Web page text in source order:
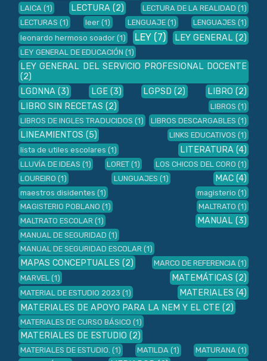
LAICA (1) LECTURA (2) LECTURA DE LA REALIDAD (1)
LECTURAS (1) leer (1) LENGUAJE (1) LENGUAJES (1)
leonardo hermoso soador (1) LEY (7) LEY GENERAL (2)
LEY GENERAL DE EDUCACIÓN (1)
LEY GENERAL DEL SERVICIO PROFESIONAL DOCENTE
(2)
LGDNNA (3) LGE (3) LGPSD (2) LIBRO (2)
LIBRO SIN RECETAS (2) LIBROS (1)
LIBROS DE INGLES TRADUCIDOS (1) LIBROS DESCARGABLES (1)
LINEAMIENTOS (5) LINKS EDUCATIVOS (1)
lista de utiles escolares (1) LITERATURA (4)
LLUVÍA DE IDEAS (1) LORET (1) LOS CHICOS DEL CORO (1)
LOUREIRO (1) LUNGUAJES (1) MAC (4)
maestros disidentes (1) magisterio (1)
MAGISTERIO POBLANO (1) MALTRATO (1)
MALTRATO ESCOLAR (1) MANUAL (3)
MANUAL DE SEGURIDAD (1)
MANUAL DE SEGURIDAD ESCOLAR (1)
MAPAS CONCEPTUALES (2) MARCO DE REFERENCIA (1)
MARVEL (1) MATEMÁTICAS (2)
MATERIAL DE ESTUDIO 2023 (1) MATERIALES (4)
MATERIALES DE APOYO PARA LA NEM Y EL CTE (2)
MATERIALES DE CURSO BÁSICO (1)
MATERIALES DE ESTUDIO (2)
MATERIALES DE ESTUDIO. (1) MATILDA (1) MATURANA (1)